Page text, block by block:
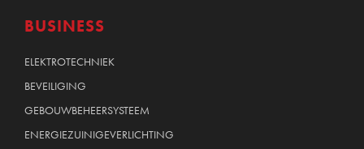
BUSINESS
ELEKTROTECHNIEK
BEVEILIGING
GEBOUWBEHEERSYSTEEM
ENERGIEZUINIGEVERLICHTING